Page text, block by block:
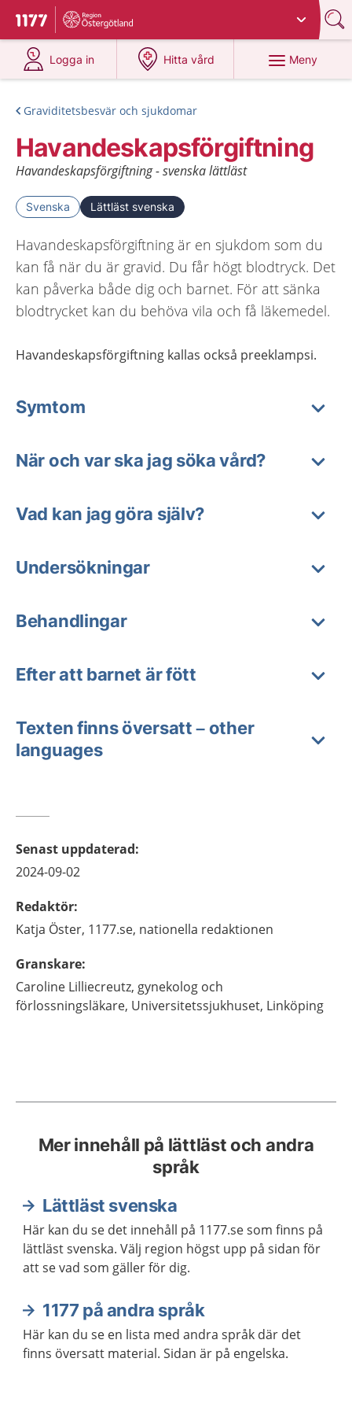
Till startsidan för 1177
Du har valt region
Logga in
på 1177.se
Hitta vård
på 1177.se
Meny
Graviditetsbesvär och sjukdomar
Havandeskapsförgiftning
Havandeskapsförgiftning - svenska lättläst
Svenska Lättläst svenska
Havandeskapsförgiftning är en sjukdom som du
kan få när du är gravid. Du får högt blodtryck. Det
kan påverka både dig och barnet. För att sänka
blodtrycket kan du behöva vila och få läkemedel.
Havandeskapsförgiftning kallas också preeklampsi.
Symtom
När och var ska jag söka vård?
Vad kan jag göra själv?
Undersökningar
Behandlingar
Efter att barnet är fött
Texten finns översatt – other
languages
Senast uppdaterad:
2024-09-02
Redaktör:
Katja Öster, 1177.se, nationella redaktionen
Granskare:
Caroline Lilliecreutz, gynekolog och
förlossningsläkare, Universitetssjukhuset, Linköping
Mer innehåll på lättläst och andra
språk
Lättläst svenska
Här kan du se det innehåll på 1177.se som finns på
lättläst svenska. Välj region högst upp på sidan för
att se vad som gäller för dig.
1177 på andra språk
Här kan du se en lista med andra språk där det
finns översatt material. Sidan är på engelska.